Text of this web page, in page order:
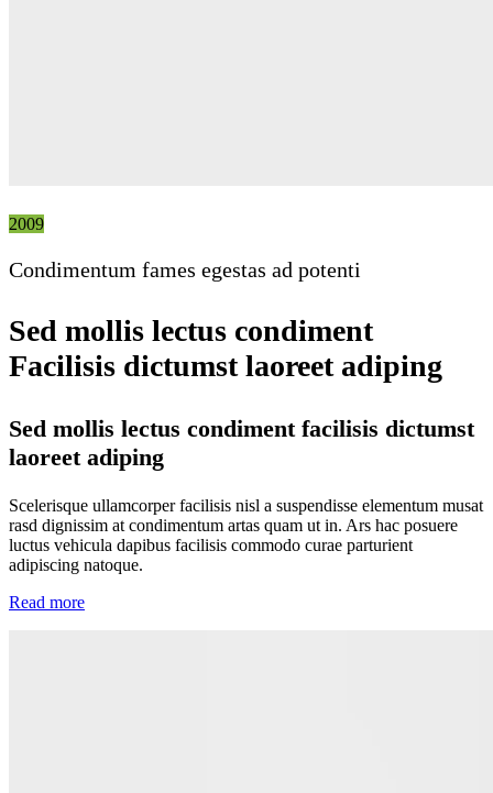
2009
Condimentum fames egestas ad potenti
Sed mollis lectus condiment
Facilisis dictumst laoreet adiping
Sed mollis lectus condiment facilisis dictumst
laoreet adiping
Scelerisque ullamcorper facilisis nisl a suspendisse elementum musat
rasd dignissim at condimentum artas quam ut in. Ars hac posuere
luctus vehicula dapibus facilisis commodo curae parturient
adipiscing natoque.
Read more